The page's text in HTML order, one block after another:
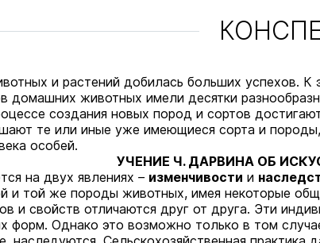
и растений добилась больших успехов.
домашних животных имели десятки
создания новых пород и сортов
те или иные уже имеющиеся сорта и
особей.
УЧЕНИЕ Ч. ДАРВИНА ОБ
на двух явлениях – изменчивости и
и той же породы животных, имея некоторые
и свойств отличаются друг от друга. Эти
форм. Однако это возможно только в том